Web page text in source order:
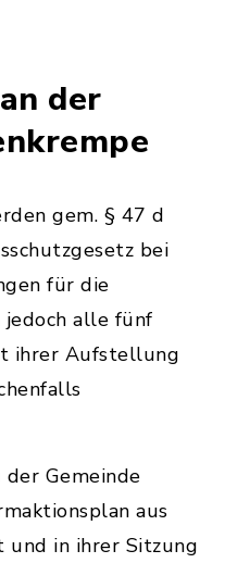
der
gem. § 47 d
bei
für die
jedoch alle fünf
ihrer Aufstellung
Gemeinde
aus
und in ihrer Sitzung